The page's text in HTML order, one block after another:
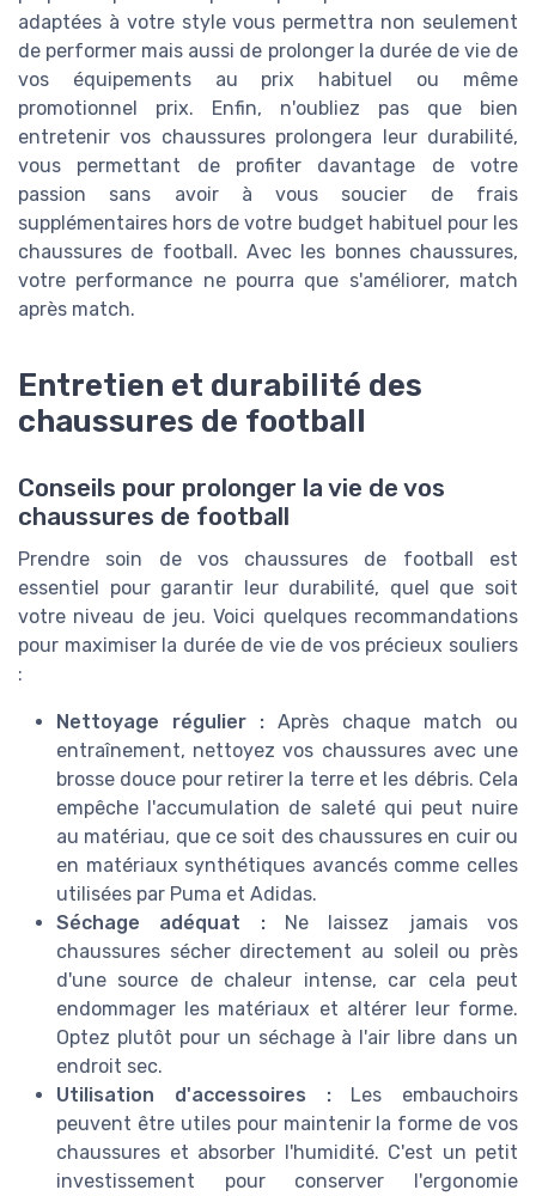
adaptées à votre style vous permettra non seulement
de performer mais aussi de prolonger la durée de vie de
vos équipements au prix habituel ou même
promotionnel prix. Enfin, n'oubliez pas que bien
entretenir vos chaussures prolongera leur durabilité,
vous permettant de profiter davantage de votre
passion sans avoir à vous soucier de frais
supplémentaires hors de votre budget habituel pour les
chaussures de football. Avec les bonnes chaussures,
votre performance ne pourra que s'améliorer, match
après match.
Entretien et durabilité des
chaussures de football
Conseils pour prolonger la vie de vos
chaussures de football
Prendre soin de vos chaussures de football est
essentiel pour garantir leur durabilité, quel que soit
votre niveau de jeu. Voici quelques recommandations
pour maximiser la durée de vie de vos précieux souliers
:
Nettoyage régulier : Après chaque match ou
entraînement, nettoyez vos chaussures avec une
brosse douce pour retirer la terre et les débris. Cela
empêche l'accumulation de saleté qui peut nuire
au matériau, que ce soit des chaussures en cuir ou
en matériaux synthétiques avancés comme celles
utilisées par Puma et Adidas.
Séchage adéquat :Ne laissez jamais vos
chaussures sécher directement au soleil ou près
d'une source de chaleur intense, car cela peut
endommager les matériaux et altérer leur forme.
Optez plutôt pour un séchage à l'air libre dans un
endroit sec.
Utilisation d'accessoires :Les embauchoirs
peuvent être utiles pour maintenir la forme de vos
chaussures et absorber l'humidité. C'est un petit
investissement pour conserver l'ergonomie